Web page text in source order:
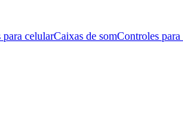
para celularCaixas de somControles para